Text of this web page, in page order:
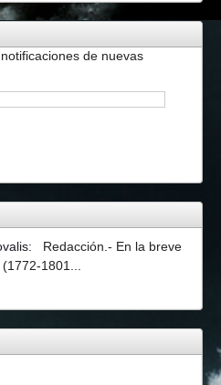
de nuevas
:
Redacción.- En la breve
1801...